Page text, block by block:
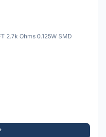
2.7k Ohms 0.125W SMD